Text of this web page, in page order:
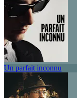
Un parfait inconnu